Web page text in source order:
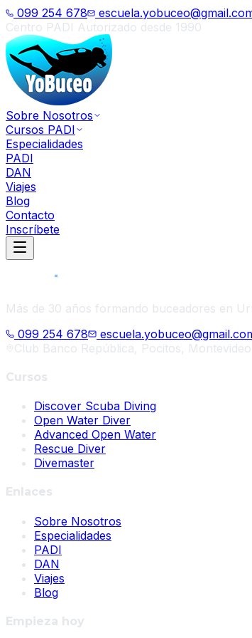
099 254 678
Centro PADI Autorizado desde 1990
Sobre Nosotros
Cursos PADI
Especialidades
PADI
DAN
Viajes
Blog
Contacto
Inscríbete
Más de 30 años formando buceadores en
099 254 678
Club Banco República, Pocitos, Montevideo
Cursos
Discover Scuba Diving
Open Water Diver
Advanced Open Water
Rescue Diver
Divemaster
Enlaces
Sobre Nosotros
Especialidades
PADI
DAN
Viajes
Blog
Empieza hoy